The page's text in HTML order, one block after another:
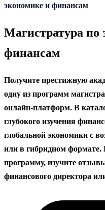
содержанию
экономике и финансам
Магистратура по
финансам
Получите престижную
одну из программ
онлайн-платформ. В
глубокого изучения
глобальной экономики с
или в гибридном
программу, изучите
финансового директора